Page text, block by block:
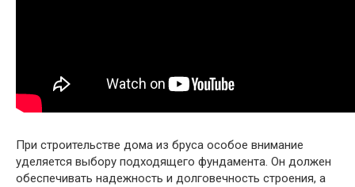
При строительстве дома из бруса особое внимание
уделяется выбору подходящего фундамента. Он должен
обеспечивать надежность и долговечность строения, а